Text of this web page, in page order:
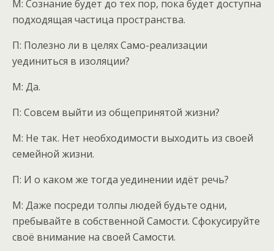
М: Сознание будет до тех пор, пока будет доступна
подходящая частица пространства.
П: Полезно ли в целях Само-реализации
уединиться в изоляции?
М: Да.
П: Совсем выйти из общепринятой жизни?
М: Не так. Нет необходимости выходить из своей
семейной жизни.
П: И о каком же тогда уединении идёт речь?
М: Даже посреди толпы людей будьте одни,
пребывайте в собственной Самости. Сфокусируйте
своё внимание на своей Самости.